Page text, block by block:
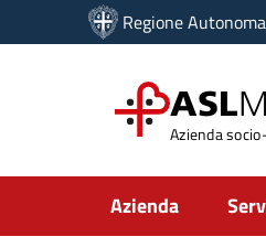
Vai ai contenuti
Vai al menu di navigazione
Regione
ASL
Azienda
Submenu
Azienda